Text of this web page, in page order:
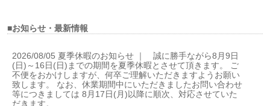
■お知らせ・最新情報